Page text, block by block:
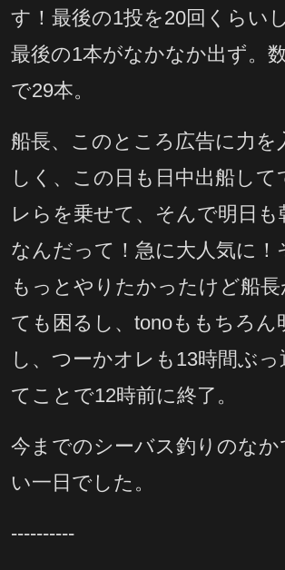
す！最後の1投を20回くらい
最後の1本がなかなか出ず。
で29本。
船長、このところ広告に力を
しく、この日も日中出船して
レらを乗せて、そんで明日も
なんだって！急に大人気に！
もっとやりたかったけど船
ても困るし、tonoももちろん
し、つーかオレも13時間ぶっ
てことで12時前に終了。
今までのシーバス釣りのなか
い一日でした。
----------